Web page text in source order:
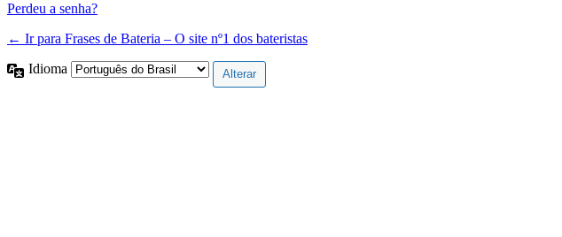
Perdeu a senha?
← Ir para Frases de Bateria – O site nº1 dos bateristas
Idioma